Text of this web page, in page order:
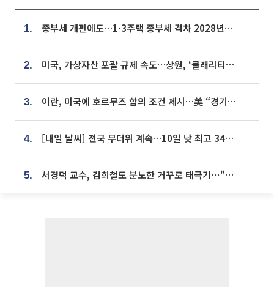
1. 종부세 개편에도…1·3주택 종부세 격차 2028년부터 확대
2. 미국, 가상자산 포괄 규제 속도…상원, ‘클래리티법’ 9월 절차투표 추진
3. 이란, 미국에 호르무즈 합의 조건 제시…美 “경기 아직 안 끝나” [종합]
4. [내일 날씨] 전국 무더위 계속…10일 낮 최고 34도 육박
5. 서경덕 교수, 김희철도 분노한 거꾸로 태극기⋯"엉터리는 아냐, 아쉬울 뿐"